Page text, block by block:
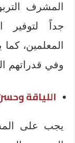
المشرف
جداً لتوفير
المعلمين،
وفي قدراتهم
اللياقة
يجب على